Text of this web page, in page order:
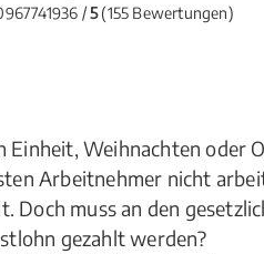
/5(155 Bewertungen)
Einheit, Weihnachten oder
Arbeitnehmer nicht
Doch muss an den
gezahlt werden?